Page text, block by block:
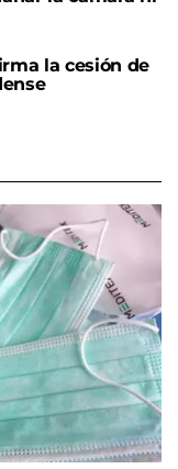
la cesión de